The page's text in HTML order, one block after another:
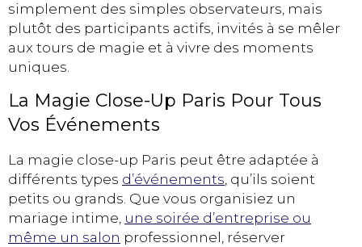
simplement des simples observateurs, mais
plutôt des participants actifs, invités à se mêler
aux tours de magie et à vivre des moments
uniques.
La Magie Close-Up Paris Pour Tous
Vos Événements
La magie close-up Paris peut être adaptée à
différents types d’événements , qu’ils soient
petits ou grands. Que vous organisiez un
mariage intime, une soirée d’entreprise ou
même un salon professionnel, réserver